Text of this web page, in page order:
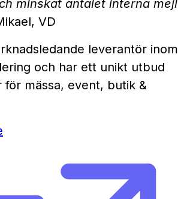
minskat antalet interna mejl
VD
leverantör inom
och har ett unikt utbud
för mässa, event, butik &